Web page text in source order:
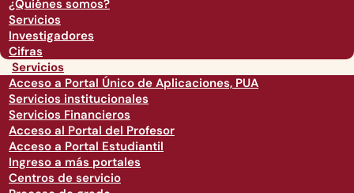
¿Quiénes somos?
Servicios
Investigadores
Cifras
Servicios
Acceso a Portal Único de Aplicaciones, PUA
Servicios institucionales
Servicios Financieros
Acceso al Portal del Profesor
Acceso a Portal Estudiantil
Ingreso a más portales
Centros de servicio